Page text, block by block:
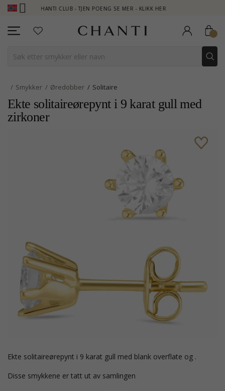
CHANTI CLUB - TJEN POENG SE MER - KLIKK HER
Smykker Øredobber Solitaire
Ekte solitaireørepynt i 9 karat gull med
zirkoner
ekte solitaireørepynt i 9 karat gull med blank overflate og .
Disse smykkene er tatt ut av samlingen